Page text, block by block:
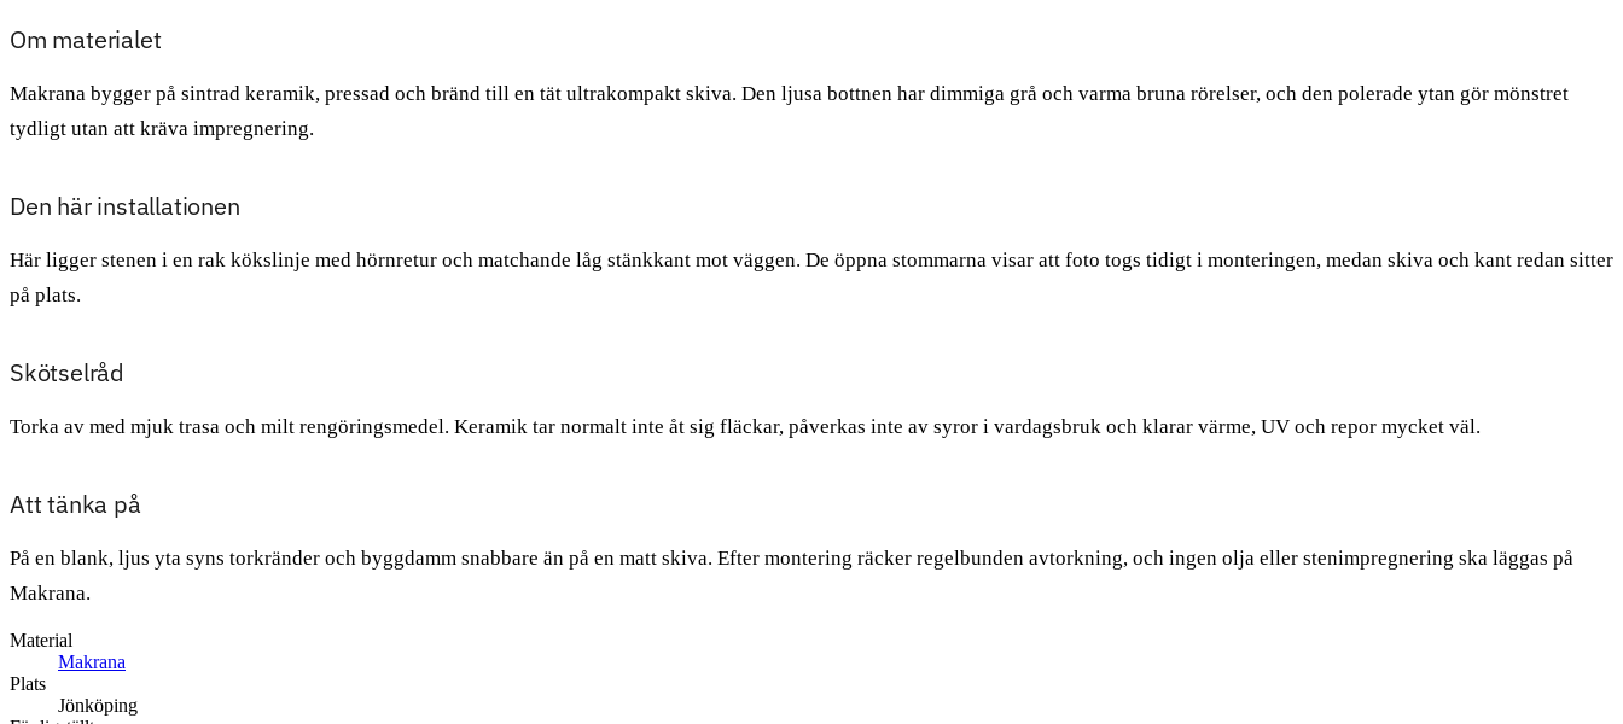
Om materialet
Makrana bygger på sintrad keramik, pressad och bränd till en tät ultrakompakt skiva. Den ljusa bottnen har dimmiga grå och varma bruna rörelser, och den polerade ytan gör mönstret
tydligt utan att kräva impregnering.
Den här installationen
Här ligger stenen i en rak kökslinje med hörnretur och matchande låg stänkkant mot väggen. De öppna stommarna visar att foto togs tidigt i monteringen, medan skiva och kant redan sitter
på plats.
Skötselråd
Torka av med mjuk trasa och milt rengöringsmedel. Keramik tar normalt inte åt sig fläckar, påverkas inte av syror i vardagsbruk och klarar värme, UV och repor mycket väl.
Att tänka på
På en blank, ljus yta syns torkränder och byggdamm snabbare än på en matt skiva. Efter montering räcker regelbunden avtorkning, och ingen olja eller stenimpregnering ska läggas på
Makrana.
Material
Makrana
Plats
Jönköping